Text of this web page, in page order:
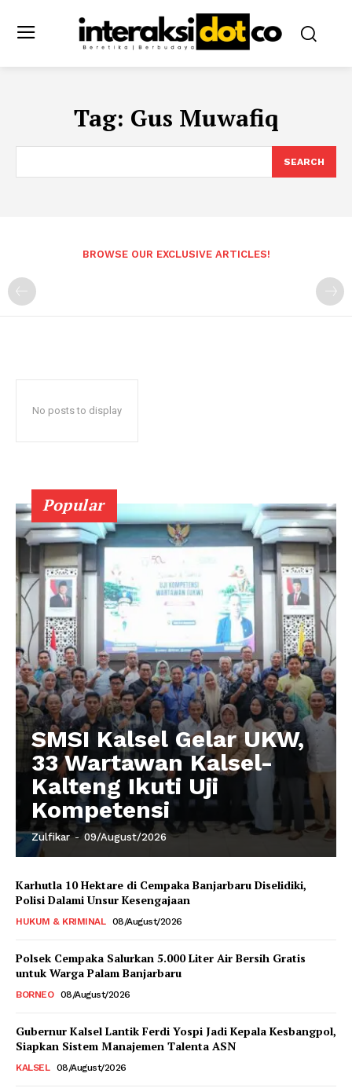
Tag: Gus Muwafiq
SEARCH
BROWSE OUR EXCLUSIVE ARTICLES!
No posts to display
Popular
SMSI Kalsel Gelar UKW,
33 Wartawan Kalsel-
Kalteng Ikuti Uji
Kompetensi
Zulfikar - 09/August/2026
Karhutla 10 Hektare di Cempaka Banjarbaru Diselidiki,
Polisi Dalami Unsur Kesengajaan
HUKUM & KRIMINAL 08/August/2026
Polsek Cempaka Salurkan 5.000 Liter Air Bersih Gratis
untuk Warga Palam Banjarbaru
BORNEO 08/August/2026
Gubernur Kalsel Lantik Ferdi Yospi Jadi Kepala Kesbangpol,
Siapkan Sistem Manajemen Talenta ASN
KALSEL 08/August/2026